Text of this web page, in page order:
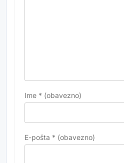
Ime * (obavezno)
E-pošta * (obavezno)